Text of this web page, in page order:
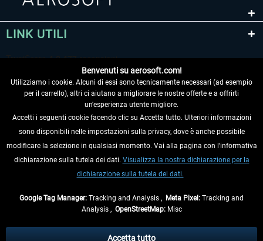
LINK UTILI
RECEDERE DAL CONTRATTO
INFORMAZIONI
eventualmente le spese di spedizione, se non diversamente descritto.
Benvenuti su aerosoft.com!
Utilizziamo i cookie. Alcuni di essi sono tecnicamente necessari (ad esempio
per il carrello), altri ci aiutano a migliorare le nostre offerte e a offrirti
un'esperienza utente migliore.
Accetti i seguenti cookie facendo clic su Accetta tutto. Ulteriori informazioni
sono disponibili nelle impostazioni sulla privacy, dove è anche possibile
modificare la selezione in qualsiasi momento. Vai alla pagina con l'informativa
dichiarazione sulla tutela dei dati. Visualizza la nostra dichiarazione per la
dichiarazione sulla tutela dei dati.
Google Tag Manager: Tracking and Analysis , Meta Pixel: Tracking and
Analysis , OpenStreetMap:Misc
Accetta tutto